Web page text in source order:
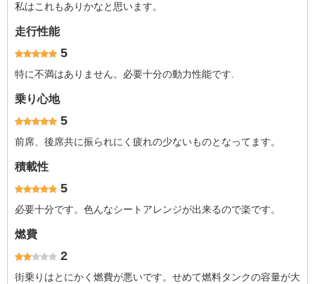
私はこれもありかなと思います。
走行性能
5
特に不満はありません。必要十分の動力性能です.
乗り心地
5
前席、後席共に振られにく疲れの少ないものとなってます。
積載性
5
必要十分です。色んなシートアレンジが出来るので楽です。
燃費
2
街乗りはとにかく燃費が悪いです。せめて燃料タンクの容量が大